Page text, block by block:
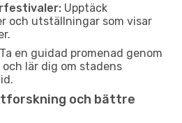
Upptäck
och utställningar som visar
Ta en guidad promenad genom
lär dig om stadens
och bättre